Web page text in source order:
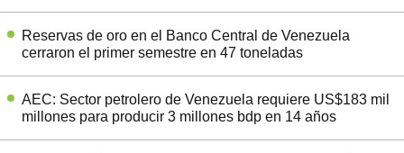
Reservas de oro en el Banco Central de Venezuela
cerraron el primer semestre en 47 toneladas
AEC: Sector petrolero de Venezuela requiere US$183 mil
millones para producir 3 millones bdp en 14 años